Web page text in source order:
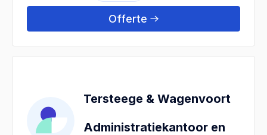
Offerte
Tersteege & Wagenvoort
Administratiekantoor en